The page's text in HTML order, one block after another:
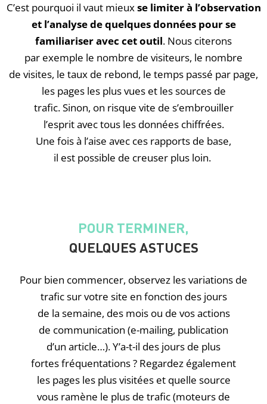
C’est pourquoi il vaut mieuxse limiter à l’observation
et l’analyse de quelques données pour se
familiariser avec cet outil. Nous citerons
par exemple le nombre de visiteurs, le nombre
de visites, le taux de rebond, le temps passé par page,
les pages les plus vues et les sources de
trafic. Sinon, on risque vite de s’embrouiller
l’esprit avec tous les données chiffrées.
Une fois à l’aise avec ces rapports de base,
il est possible de creuser plus loin.
POUR TERMINER,
QUELQUES ASTUCES
Pour bien commencer, observez les variations de
trafic sur votre site en fonction des jours
de la semaine, des mois ou de vos actions
de communication (e-mailing, publication
d’un article…). Y’a-t-il des jours de plus
fortes fréquentations ? Regardez également
les pages les plus visitées et quelle source
vous ramène le plus de trafic (moteurs de